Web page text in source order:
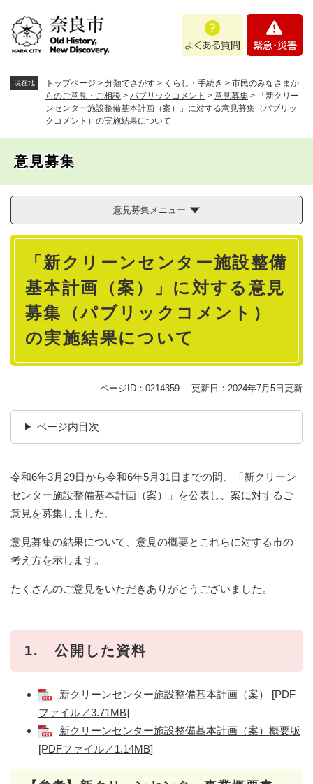
あ
問
・
現在地 トップページ > 分類でさがす > くらし・手続き > 市民のみなさまか
らのご意見・ご相談 > パブリックコメント > 意見募集 >
「新クリー
ンセンター施設整備基本計画（案）」に対する意見募集（パブリッ
クコメント）の実施結果について
意見募集
意見募集メニュー
本
「新クリーンセンター施設整備
基本計画（案）」に対する意見
募集（パブリックコメント）
の実施結果について
ページID：0214359 更新日：2024年7月5日更新
ページ内目次
令和6年3月29日から令和6年5月31日までの間、「新クリーン
センター施設整備基本計画（案）」​を公表し、案に対するご
意見を募集しました。
意見募集の結果について、意見の概要とこれらに対する市の
考え方を示します。
たくさんのご意見をいただきありがとうございました。
1. 公開した資料
新クリーンセンター施設整備基本計画（案） [PDF
ファイル／3.71MB]
新クリーンセンター施設整備基本計画（案）概要版
[PDFファイル／1.14MB]